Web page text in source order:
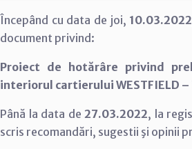
Începând cu data de joi, 10.03.2022
document privind:
Proiect de hotărâre privind
interiorul cartierului WESTFIELD
Până la data de27.03.2022, la
scris recomandări, sugestii şi opinii